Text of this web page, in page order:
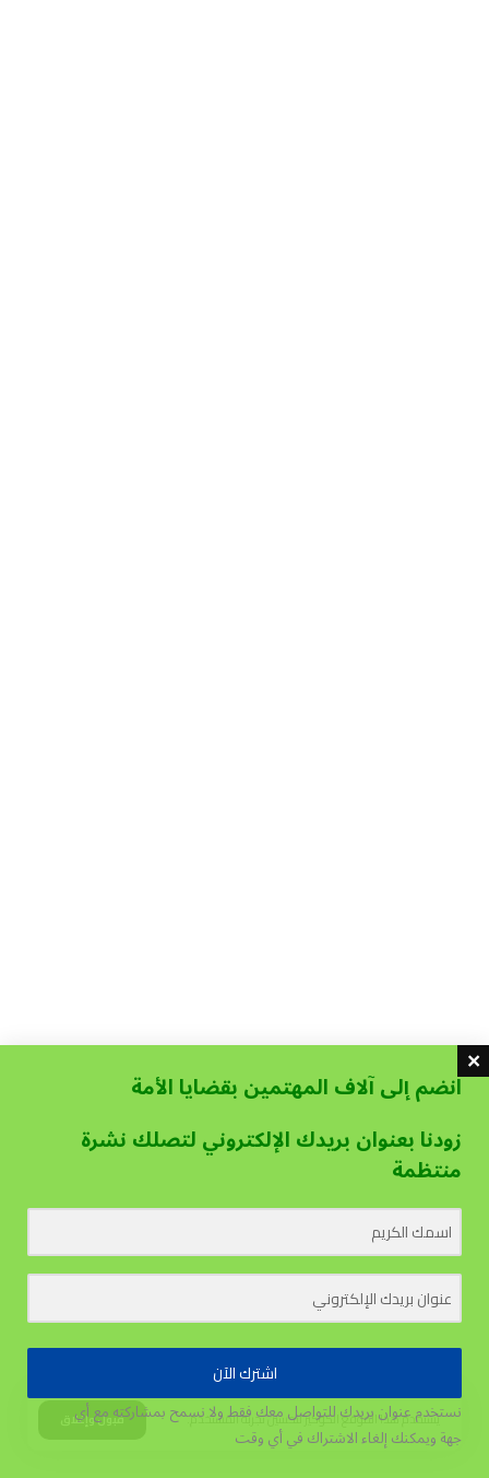
يستخدم هذا الموقع الكوكيز لتحسين تجربة المستخدم. قبول وإغلاق
انضم إلى آلاف المهتمين بقضايا الأمة
زودنا بعنوان بريدك الإلكتروني لتصلك نشرة
منتظمة
اشترك الآن
نستخدم عنوان بريدك للتواصل معك فقط ولا نسمح بمشاركته مع أي
جهةويمكنك إلغاء الاشتراك في أي وقت